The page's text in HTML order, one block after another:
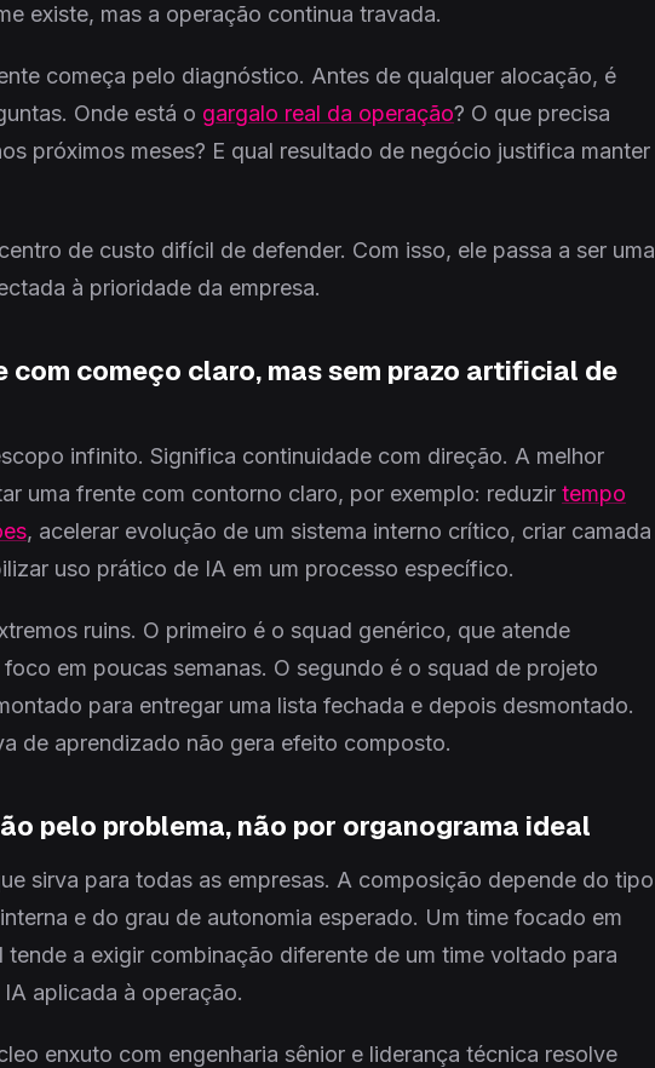
existe, mas a operação continua travada.
começa pelo diagnóstico. Antes de qualquer alocação, é
Onde está o gargalo real da operação? O que precisa
próximos meses? E qual resultado de negócio justifica manter
de custo difícil de defender. Com isso, ele passa a ser uma
à prioridade da empresa.
com começo claro, mas sem prazo artificial de
infinito. Significa continuidade com direção. A melhor
uma frente com contorno claro, por exemplo: reduzir tempo
, acelerar evolução de um sistema interno crítico, criar camada
uso prático de IA em um processo específico.
ruins. O primeiro é o squad genérico, que atende
em poucas semanas. O segundo é o squad de projeto
para entregar uma lista fechada e depois desmontado.
de aprendizado não gera efeito composto.
pelo problema, não por organograma ideal
sirva para todas as empresas. A composição depende do tipo
e do grau de autonomia esperado. Um time focado em
a exigir combinação diferente de um time voltado para
aplicada à operação.
enxuto com engenharia sênior e liderança técnica resolve